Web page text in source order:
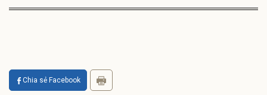
Chia sẻ Facebook